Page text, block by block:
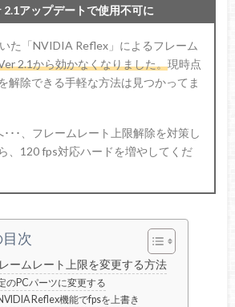
2.1アップデートで使用不可に
た「NVIDIA Reflex」によるフレーム
2.1から効かなくなりました。現時点
解除できる手軽な方法は見つかってま
･･、フレームレート上限解除を対策し
、120 fps対応ハードを増やしてくだ
次
ームレート上限を変更する方法
のPCパーツに変更する
Reflex機能でfpsを上書き